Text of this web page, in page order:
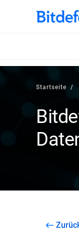
Startseite